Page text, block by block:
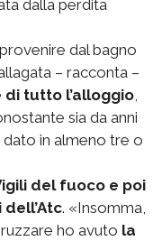
dalla perdita
dal bagno
– racconta –
di tutto l’alloggio,
sia da anni
in almeno tre o
del fuoco e poi
. «Insomma,
ho avuto la